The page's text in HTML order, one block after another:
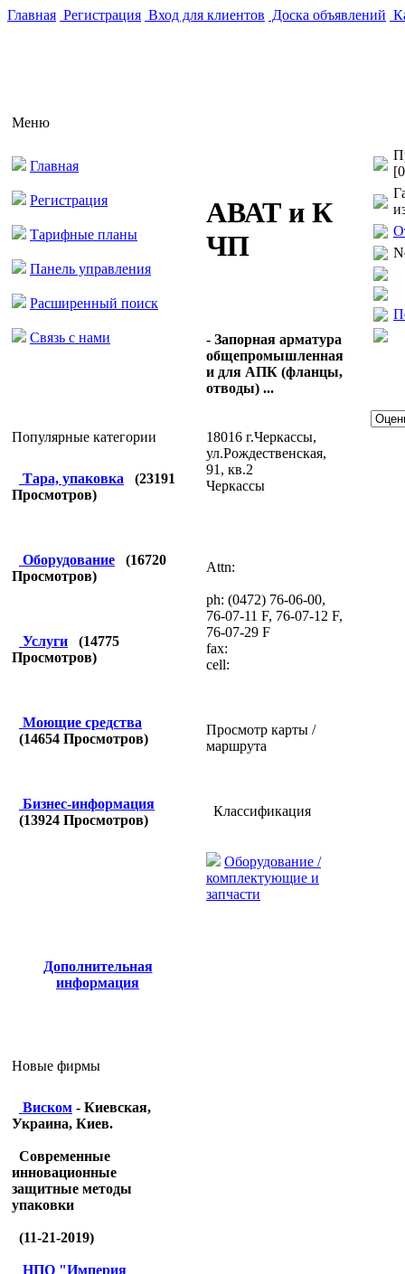
Главная Регистрация Вход для клиентов Доска объявлений
Меню
Главная
Регистрация
Тарифные планы
Панель управления
Расширенный поиск
Связь с нами
Популярные категории
Тара, упаковка (23191
Просмотров)
Оборудование (16720
Просмотров)
Услуги (14775
Просмотров)
Моющие средства
(14654 Просмотров)
Бизнес-информация
(13924 Просмотров)
Дополнительная
информация
Новые фирмы
Виском - Киевская,
Украина, Киев.
Современные
инновационные
защитные методы
упаковки
(11-21-2019)
НПО "Империя
АВАТ и К
ЧП
- Запорная арматура
общепромышленная
и для АПК (фланцы,
отводы) ...
18016 г.Черкассы,
ул.Рождественская,
91, кв.2
Черкассы
Attn:
ph: (0472) 76-06-00,
76-07-11 F, 76-07-12 F,
76-07-29 F
fax:
cell:
Просмотр карты /
маршрута
Классификация
Оборудование /
комплектующие и
запчасти